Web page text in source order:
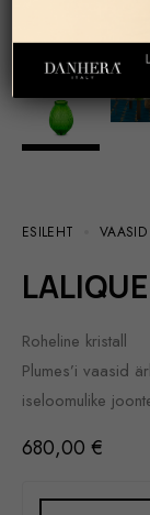
ESILEHT VAASID
Roheline kristall
Plumes’i vaasid
iseloomulike
680,00 €